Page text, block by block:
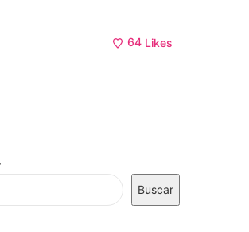
64 Likes
Buscar